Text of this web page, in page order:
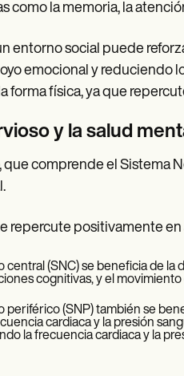
como la memoria, la
entorno social puede
emocional y reduciendo
forma física, ya que
y la salud
que comprende el Sistema
repercute positivamente en
central (SNC) se beneficia de
cognitivas, y el
periférico (SNP) también se
cardiaca y la presión
la frecuencia cardiaca y la